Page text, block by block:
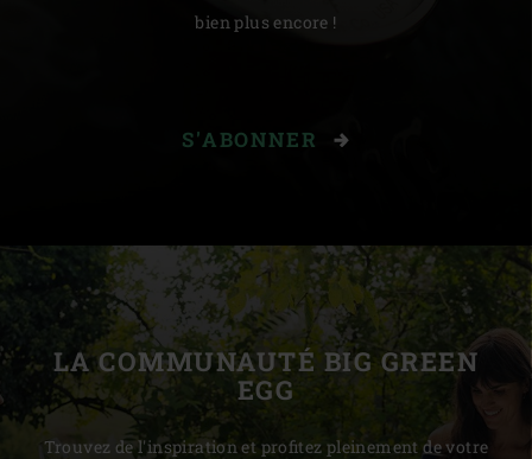
bien plus encore !
S'ABONNER
LA COMMUNAUTÉ BIG GREEN
EGG
Trouvez de l'inspiration et profitez pleinement de votre